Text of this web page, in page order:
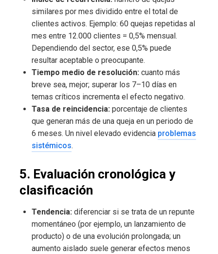
similares por mes dividido entre el total de
clientes activos. Ejemplo: 60 quejas repetidas al
mes entre 12.000 clientes = 0,5% mensual.
Dependiendo del sector, ese 0,5% puede
resultar aceptable o preocupante.
Tiempo medio de resolución: cuanto más
breve sea, mejor; superar los 7–10 días en
temas críticos incrementa el efecto negativo.
Tasa de reincidencia: porcentaje de clientes
que generan más de una queja en un periodo de
6 meses. Un nivel elevado evidencia problemas
sistémicos.
5. Evaluación cronológica y
clasificación
Tendencia: diferenciar si se trata de un repunte
momentáneo (por ejemplo, un lanzamiento de
producto) o de una evolución prolongada; un
aumento aislado suele generar efectos menos